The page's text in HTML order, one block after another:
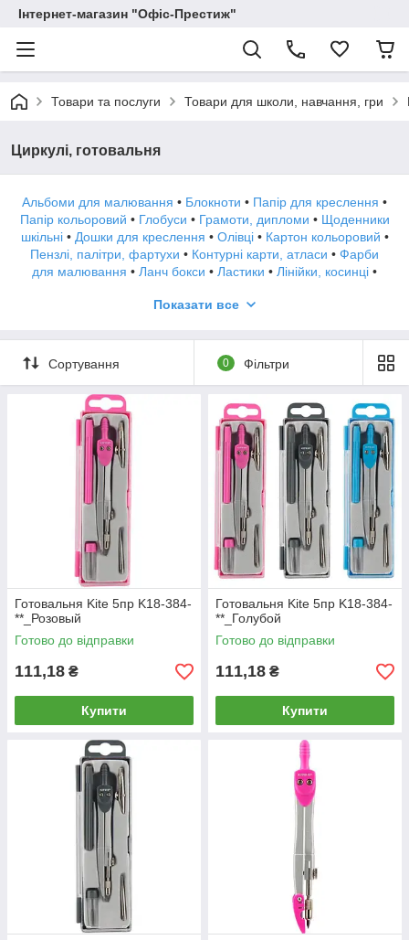
Інтернет-магазин "Офіс-Престиж"
Товари та послуги Товари для школи, навчання, гри
Циркулі, готовальня
Альбоми для малювання • Блокноти • Папір для креслення •
Папір кольоровий • Глобуси • Грамоти, дипломи • Щоденники
шкільні• Дошки для креслення • Олівці• Картон кольоровий •
Пензлі, палітри, фартухи • Контурні карти, атласи • Фарби
для малювання • Ланч бокси • Ластики • Лінійки, косинці •
канцелярські Набори•Ножиці•Обкладинки
шкільні Рюкзаки•Сумки для взуття•Сумки через плече•
Зошити
Туш, рапидографы, пір'я
•
Циркулі, готовальня
Показати все
Сортування 0 Фільтри
Готовальня Kite 5пр K18-384-
**_Розовый
Готово до відправки
111,18 ₴
Купити
Готовальня Kite 5пр K18-384-
**_Голубой
Готово до відправки
111,18 ₴
Купити